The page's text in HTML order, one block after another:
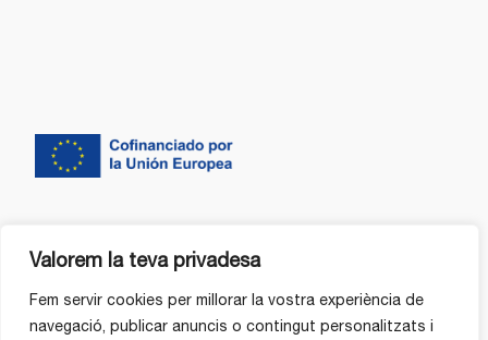
Valorem la teva privadesa
Fem servir cookies per millorar la vostra experiència de
navegació, publicar anuncis o contingut personalitzats i